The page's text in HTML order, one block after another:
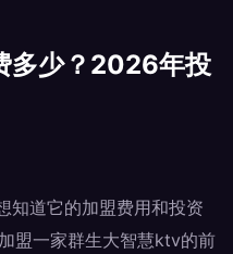
多少？2026年投
知道它的加盟费用和投资
盟一家群生大智慧ktv的前